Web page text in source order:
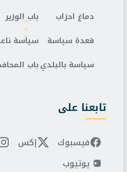
دماغ احزاب
قعدة سياسة
سياسة بالبلدي
باب الوزير
سياسة
باب
تابعنا على
فيسبوك إكس
يوتيوب